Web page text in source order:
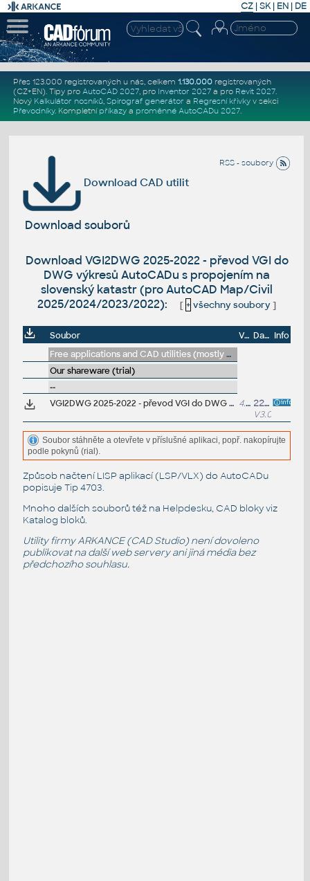
CZ | SK| EN | DE
Přes 123.000 registrovaných u nás, celkem 1.130.000registrovaných
(CZ+EN). Tipy pro AutoCAD 2027, pro Inventor 2027a pro Revit 2027.
Nový Kalkulátor nosníků, Spirograf generátor a Regresní křivkyv sekci
Převodníky. Kompletní příkazya proměnné AutoCADu 2027.
RSS - soubory
Download CAD utilit
Download souborů
Download VGI2DWG 2025-2022 - převod VGI do
DWG výkresů AutoCADu s propojením na
slovenský katastr (pro AutoCAD Map/Civil
2025/2024/2023/2022):
[ + všechny soubory]
Soubor Velikost Datum Info
Free applications and CAD utilities (mostly our freeware & trials)
Our shareware (trial)
--
VGI2DWG 2025-2022 - převod VGI do DWG výkresů AutoCADu s propojením na slovenský katastr (pro AutoCAD Map/Civil 2025/2024/2023/2022) 4.8MB
22.2.2025
V3.0.0
Soubor stáhněte a otevřete v příslušné aplikaci, popř. nakopírujte
podle pokynů (rial).
Způsob načtení LISP aplikací (LSP/VLX) do AutoCADu
popisuje Tip 4703.
Mnoho dalších souborů též na Helpdesku, CAD bloky viz
Katalog bloků.
Utility firmy ARKANCE (CAD Studio) není dovoleno
publikovat na další web servery ani jiná média bez
předchozího souhlasu.